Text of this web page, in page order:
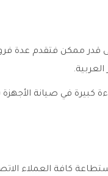
قدر ممكن فتقدم عدة
كبيرة في صيانة
كافة العملاء